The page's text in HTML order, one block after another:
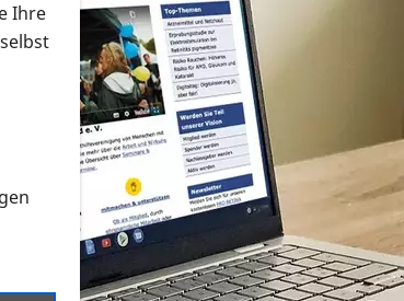
Formaten an
und dieses bestellen bzw. herunterladen
Ihre